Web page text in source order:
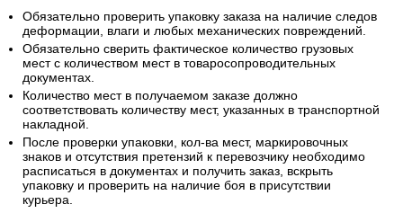
Обязательно проверить упаковку заказа на наличие следов
деформации, влаги и любых механических повреждений.
Обязательно сверить фактическое количество грузовых
мест с количеством мест в товаросопроводительных
документах.
Количество мест в получаемом заказе должно
соответствовать количеству мест, указанных в транспортной
накладной.
После проверки упаковки, кол-ва мест, маркировочных
знаков и отсутствия претензий к перевозчику необходимо
расписаться в документах и получить заказ, вскрыть
упаковку и проверить на наличие боя в присутствии
курьера.